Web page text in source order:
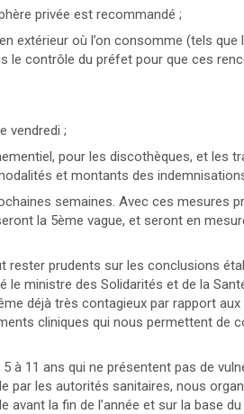
privée est recommandé ;
extérieur où l’on consomme (tels que
le contrôle du préfet pour que ces
vendredi ;
pour les discothèques, et les
et montants des
semaines. Avec ces mesures
la 5ème vague, et seront en
rester prudents sur les conclusions
le ministre des Solidarités et de la
déjà très contagieux par rapport
cliniques qui nous permettent de
à 11 ans qui ne présentent pas de
par les autorités sanitaires, nous
la fin de l’année et sur la base